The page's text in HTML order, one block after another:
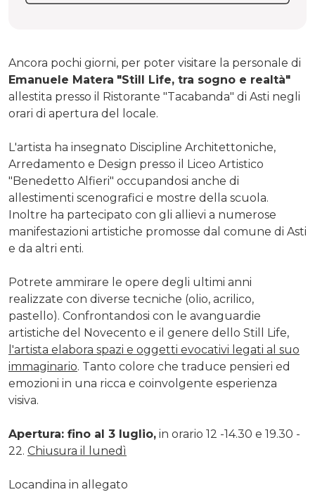
Ancora pochi giorni, per poter visitare la personale di
Emanuele Matera "Still Life, tra sogno e realtà"
allestita presso il Ristorante "Tacabanda" di Asti negli
orari di apertura del locale.
L'artista ha insegnato Discipline Architettoniche,
Arredamento e Design presso il Liceo Artistico
"Benedetto Alfieri" occupandosi anche di
allestimenti scenografici e mostre della scuola.
Inoltre ha partecipato con gli allievi a numerose
manifestazioni artistiche promosse dal comune di Asti
e da altri enti.
Potrete ammirare le opere degli ultimi anni
realizzate con diverse tecniche (olio, acrilico,
pastello). Confrontandosi con le avanguardie
artistiche del Novecento e il genere dello Still Life,
l'artista elabora spazi e oggetti evocativi legati al suo
immaginario. Tanto colore che traduce pensieri ed
emozioni in una ricca e coinvolgente esperienza
visiva.
Apertura: fino al 3 luglio, in orario 12 -14.30 e 19.30 -
22. Chiusura il lunedì
Locandina in allegato